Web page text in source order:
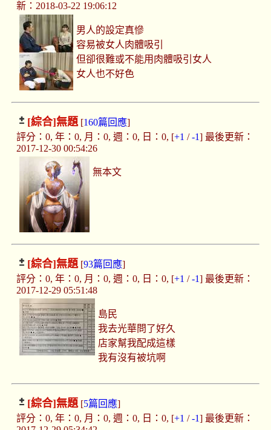
新：2018-03-22 19:06:12
男人的設定真慘
容易被女人肉體吸引
但卻很難或不能用肉體吸引女人
女人也不好色
[綜合]無題[160篇回應]
評分：0, 年：0, 月：0, 週：0, 日：0, [+1 /-1] 最後更新：
2017-12-30 00:54:26
無本文
[綜合]無題[93篇回應]
評分：0, 年：0, 月：0, 週：0, 日：0, [+1 /-1] 最後更新：
2017-12-29 05:51:48
島民
我去光華問了好久
店家幫我配成這樣
我有沒有被坑啊
[綜合]無題[5篇回應]
評分：0, 年：0, 月：0, 週：0, 日：0, [+1 /-1] 最後更新：